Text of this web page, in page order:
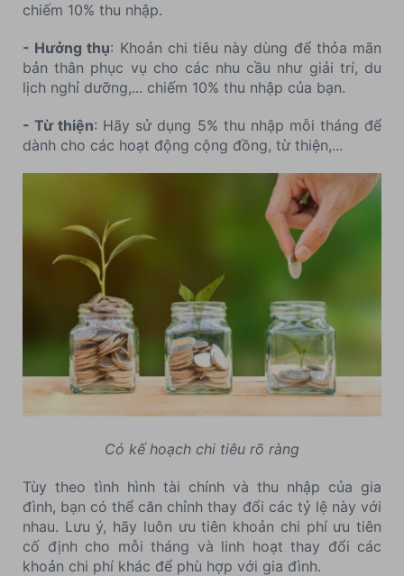
chiếm 10% thu nhập.
- Hưởng thụ: Khoản chi tiêu này dùng để thỏa mãn
bản thân phục vụ cho các nhu cầu như giải trí, du
lịch nghỉ dưỡng,... chiếm 10% thu nhập của bạn.
- Từ thiện: Hãy sử dụng 5% thu nhập mỗi tháng để
dành cho các hoạt động cộng đồng, từ thiện,...
Có kế hoạch chi tiêu rõ ràng
Tùy theo tình hình tài chính và thu nhập của gia
đình, bạn có thể căn chỉnh thay đổi các tỷ lệ này với
nhau. Lưu ý, hãy luôn ưu tiên khoản chi phí ưu tiên
cố định cho mỗi tháng và linh hoạt thay đổi các
khoản chi phí khác để phù hợp với gia đình.